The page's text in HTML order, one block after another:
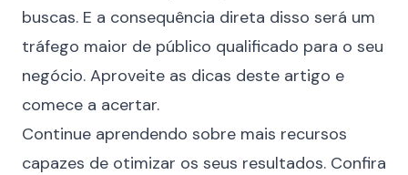
buscas. E a consequência direta disso será um
tráfego maior de público qualificado para o seu
negócio. Aproveite as dicas deste artigo e
comece a acertar.
Continue aprendendo sobre mais recursos
capazes de otimizar os seus resultados. Confira